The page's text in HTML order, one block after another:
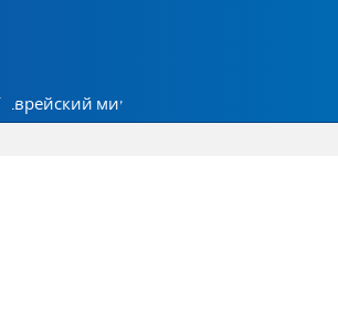
Еврейский мир